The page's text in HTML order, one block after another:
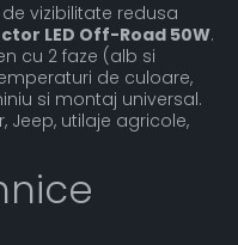
vizibilitate redusa
LED Off-Road 50W.
cu 2 faze (alb si
de culoare,
si montaj universal.
Jeep, utilaje agricole,